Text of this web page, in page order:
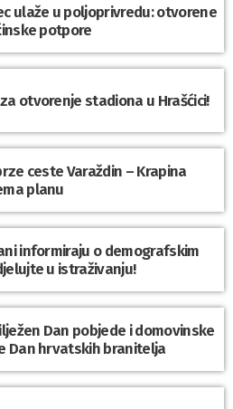
ulaže u poljoprivredu: otvorene
potpore
otvorenje stadiona u Hrašćici!
ceste Varaždin – Krapina
planu
informiraju o demografskim
u istraživanju!
Dan pobjede i domovinske
Dan hrvatskih branitelja